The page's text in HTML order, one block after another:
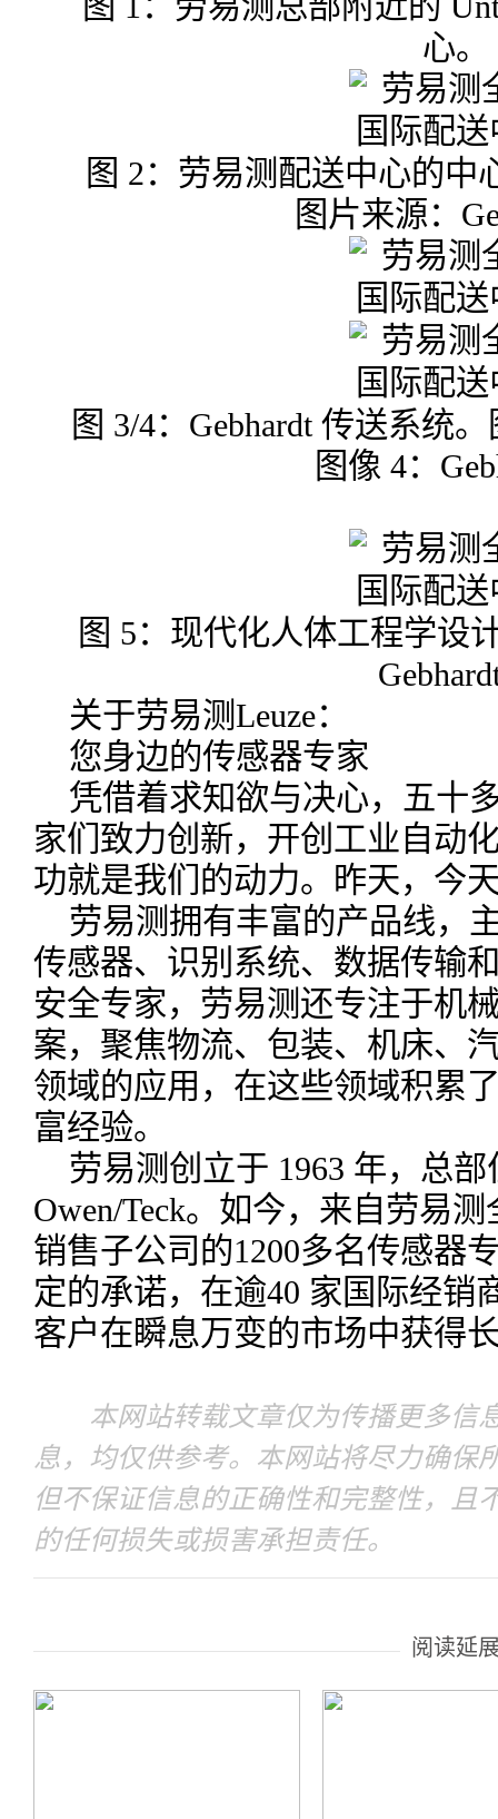
心。
图 2：劳易测配送中心的
图片来源：
图 3/4：Gebhardt 传送系统
图像 4：
图 5：现代化人体工程学设
关于劳易测Leuze：
您身边的传感器专家
凭借着求知欲与决心，五十
家们致力创新，开创工业自动
功就是我们的动力。昨天，今
劳易测拥有丰富的产品线，
传感器、识别系统、数据传输
安全专家，劳易测还专注于机
案，聚焦物流、包装、机床、
领域的应用，在这些领域积累
富经验。
劳易测创立于 1963 年，总
Owen/Teck。如今，来自劳易
销售子公司的1200多名传感器
定的承诺，在逾40 家国际经销
客户在瞬息万变的市场中获得
本网站转载文章仅为传播更多信
息，均仅供参考。本网站将尽力确保
但不保证信息的正确性和完整性，且
的任何损失或损害承担责任。
阅读延